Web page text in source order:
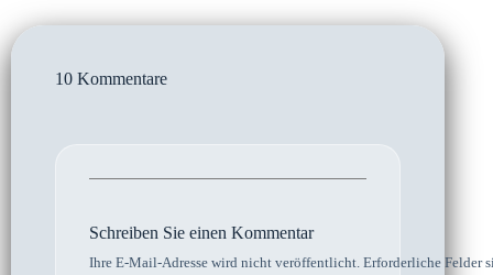
10 Kommentare
Schreiben Sie einen Kommentar
Ihre E-Mail-Adresse wird nicht veröffentlicht. Erforderliche Felder